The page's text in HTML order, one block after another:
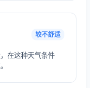
较不舒适
在这种天气条件